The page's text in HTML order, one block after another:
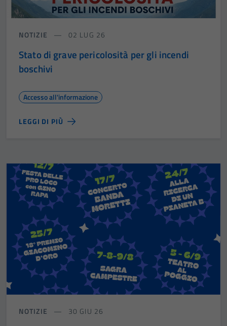
NOTIZIE 02 LUG 26
Stato di grave pericolosità per gli incendi
boschivi
Accesso all'informazione
LEGGI DI PIÙ
NOTIZIE 30 GIU 26